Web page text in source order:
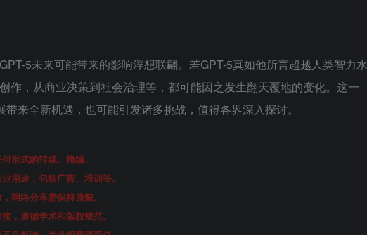
5未来可能带来的影响浮想联翩。若GPT-5真如他所言超越人类智力水
作，从商业决策到社会治理等，都可能因之发生翻天覆地的变化。这一
来全新机遇，也可能引发诸多挑战，值得各界深入探讨。
形式的转载、摘编。
用途，包括广告、培训等。
网络分享需保持原貌。
，遵循学术和版权规范。